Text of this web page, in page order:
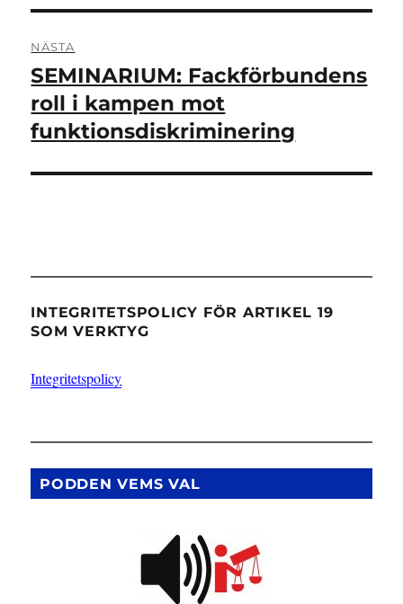
NÄSTA
Nästa
inlägg:
SEMINARIUM: Fackförbundens
roll i kampen mot
funktionsdiskriminering
INTEGRITETSPOLICY FÖR ARTIKEL 19
SOM VERKTYG
Integritetspolicy
PODDEN VEMS VAL